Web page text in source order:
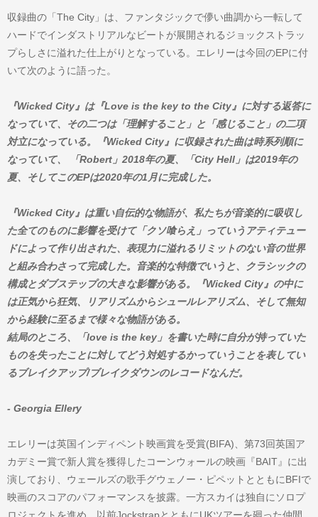
収録曲の「The City」は、ファンタジックで儚い曲調から一転して
ハードでインダストリアルなビートが展開されるジョックストラッ
プらしさに溢れた仕上がりとなっている。エレリーは今回のEPに付
いて次のように語った。
『Wicked City』は『Love is the key to the City』に対する返答に
なっていて、その二つは「理解すること」と「感じること」の二項
対立になっている。『Wicked City』に収録された曲は時系列順に
なっていて、 「Robert」2018年の夏、「City Hell」は2019年の
夏、そしてこのEPは2020年の1月に完成した。
『Wicked City』は重い自伝的な物語が、私たちが音楽的に吸収し
た全てのものに影響を受けて「クソ喰らえ」っていうアティテュー
ドによって作り出された、表現力に溢れるリミットのない音の世界
と組み合わさって完成した。音楽的な特徴でいうと、クラシックの
構成とダブステップの大きな影響がある。『Wicked City』の中に
は正気から狂気、リアリズムからシュールレアリズム、そして無知
から経験に至るまで様々な物語がある。
結局のところ、「love is the key」を書いた時に自分が持っていた
ものを失ったことに対してどう対処するかっていうことを表してい
るブレイクアップ/ブレイクダウンのレコードなんだ。
- Georgia Ellery
エレリーは英国インディペント映画賞を受賞(BIFA)、第73回英国ア
カデミー賞で新人賞を獲得したコーンウォールの映画『BAIT』に出
演しており、ウェールズの歌手グウェノー・ピペットとともにBFIで
映画のスコアのパフォーマンスを披露。一方スカイは独自にソロプ